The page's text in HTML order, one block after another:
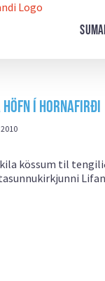
í Hornafirði
kössum til